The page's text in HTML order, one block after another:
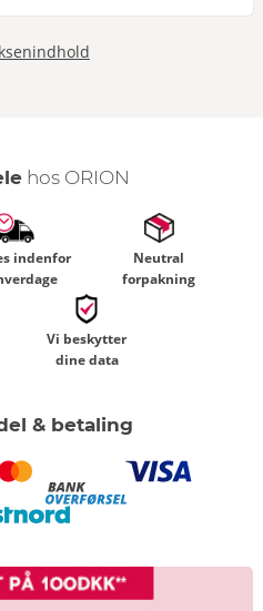
hos ORION
indenfor
Neutral
forpakning
Vi beskytter
dine data
& betaling